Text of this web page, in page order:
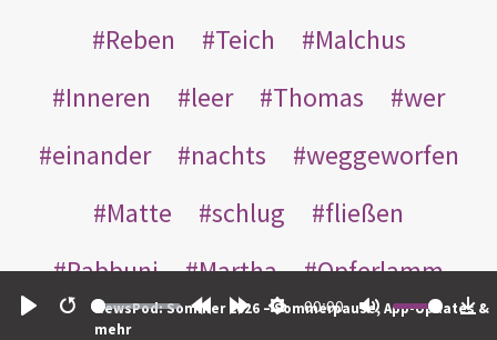
Restart
00:00
NewsPod: Sommer 2026 – Sommerpause, App-Updates &
mehr
Reben
Teich
Malchus
Inneren
leer Thomas
wer
einander
nachts
weggeworfen
Matte
schlug
fließen
Rabbuni
Martha
Opferlamm
gewaschen
jüdischen